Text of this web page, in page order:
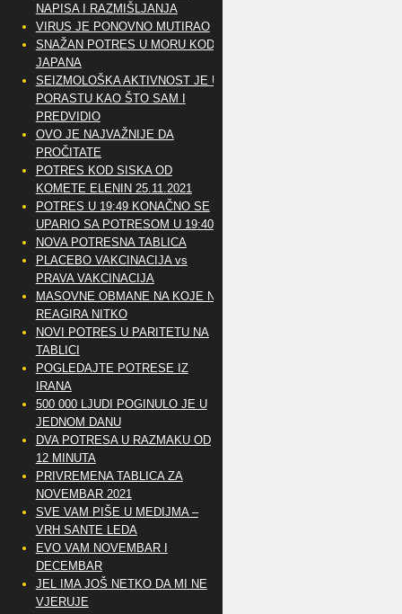
NAPISA I RAZMIŠLJANJA
VIRUS JE PONOVNO MUTIRAO
SNAŽAN POTRES U MORU KOD
JAPANA
SEIZMOLOŠKA AKTIVNOST JE U
PORASTU KAO ŠTO SAM I
PREDVIDIO
OVO JE NAJVAŽNIJE DA
PROČITATE
POTRES KOD SISKA OD
KOMETE ELENIN 25.11.2021
POTRES U 19:49 KONAČNO SE
UPARIO SA POTRESOM U 19:40
NOVA POTRESNA TABLICA
PLACEBO VAKCINACIJA vs
PRAVA VAKCINACIJA
MASOVNE OBMANE NA KOJE NE
REAGIRA NITKO
NOVI POTRES U PARITETU NA
TABLICI
POGLEDAJTE POTRESE IZ
IRANA
500 000 LJUDI POGINULO JE U
JEDNOM DANU
DVA POTRESA U RAZMAKU OD
12 MINUTA
PRIVREMENA TABLICA ZA
NOVEMBAR 2021
SVE VAM PIŠE U MEDIJMA –
VRH SANTE LEDA
EVO VAM NOVEMBAR I
DECEMBAR
JEL IMA JOŠ NETKO DA MI NE
VJERUJE